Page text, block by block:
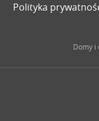
Polityka
Domy i